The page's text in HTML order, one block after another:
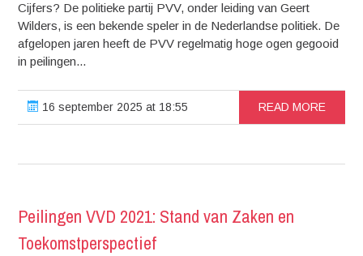
Cijfers? De politieke partij PVV, onder leiding van Geert
Wilders, is een bekende speler in de Nederlandse politiek. De
afgelopen jaren heeft de PVV regelmatig hoge ogen gegooid
in peilingen...
16 september 2025 at 18:55 READ MORE
Peilingen VVD 2021: Stand van Zaken en
Toekomstperspectief